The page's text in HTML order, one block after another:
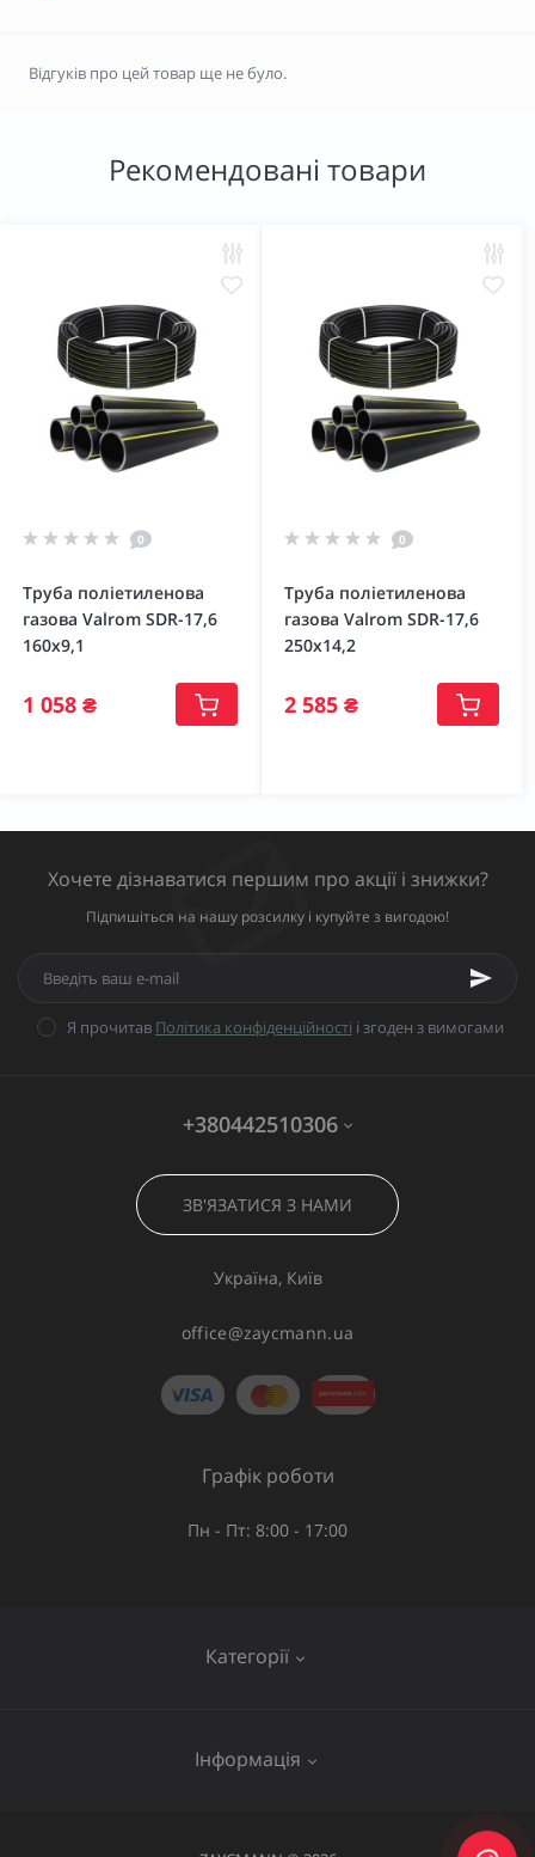
Відгуків про цей товар ще не було.
Рекомендовані товари
0
Труба поліетиленова
газова Valrom SDR-17,6
160х9,1
1 058 ₴
0
Труба поліетиленова
газова Valrom SDR-17,6
250х14,2
2 585 ₴
Хочете дізнаватися першим про акції і знижки?
Підпишіться на нашу розсилку і купуйте з вигодою!
Я прочитав Політика конфіденційності і згоден з вимогами
+380442510306
ЗВ'ЯЗАТИСЯ З НАМИ
Україна, Київ
office@zaycmann.ua
Категорії
Інформація
Послуги
Графік роботи
Пн - Пт: 8:00 - 17:00